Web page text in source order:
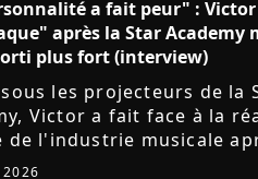
a fait peur" :
après la Star Academy
plus fort (interview)
sous les projecteurs de la
Victor a fait face à la
de l'industrie musicale
l'émission. Face à des